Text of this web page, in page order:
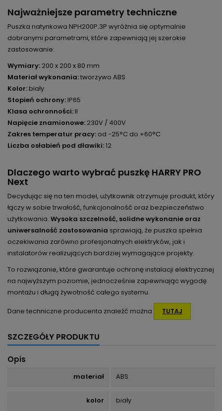
Najważniejsze parametry techniczne
Puszka natynkowa NPH200P.3P wyróżnia się optymalnie
dobranymi parametrami, które zapewniają jej szerokie
zastosowanie:
Wymiary: 200 x 200 x 80 mm
Materiał wykonania:tworzywo ABS
Kolor:biały
Stopień ochrony:IP65
Klasa ochronności:II
Napięcie znamionowe: 230V / 400V
Zakres temperatur pracy: od -25°C do +60°C
Liczba osłabień pod dławiki:12
Dlaczego warto wybrać puszkę HARRY PRO
Next
Decydując się na ten model, użytkownik otrzymuje produkt, który
łączy w sobie trwałość, funkcjonalność oraz bezpieczeństwo
użytkowania. Wysoka szczelność, solidne wykonanie oraz
uniwersalność zastosowania sprawiają, że puszka spełnia
oczekiwania zarówno profesjonalnych elektryków, jak i
instalatorów realizujących bardziej wymagające projekty.
To rozwiązanie, które gwarantuje ochronę instalacji elektrycznej
na najwyższym poziomie, jednocześnie zapewniając wygodę
montażu i długą żywotność całego systemu.
Dane techniczne producenta znaleźć można
TUTAJ
SZCZEGÓŁY PRODUKTU
Opis
materiał ABS
kolor biały